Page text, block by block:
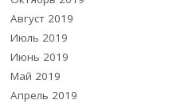
Август 2019
Июль 2019
Июнь 2019
Май 2019
Апрель 2019